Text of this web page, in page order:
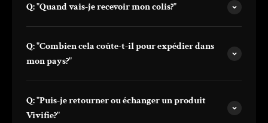
Q: "Quand vais-je recevoir mon colis?"
Q: "Combien cela coûte-t-il pour expédier dans
mon pays?"
Q: "Puis-je retourner ou échanger un produit
Vivifie?"